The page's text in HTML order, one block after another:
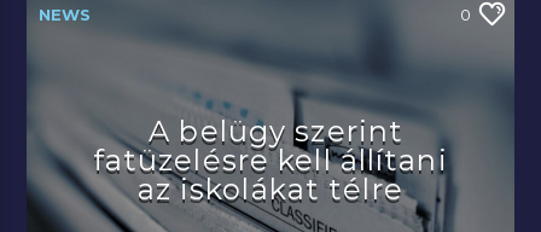
NEWS 0
A belügy szerint
fatüzelésre kell állítani
az iskolákat télre